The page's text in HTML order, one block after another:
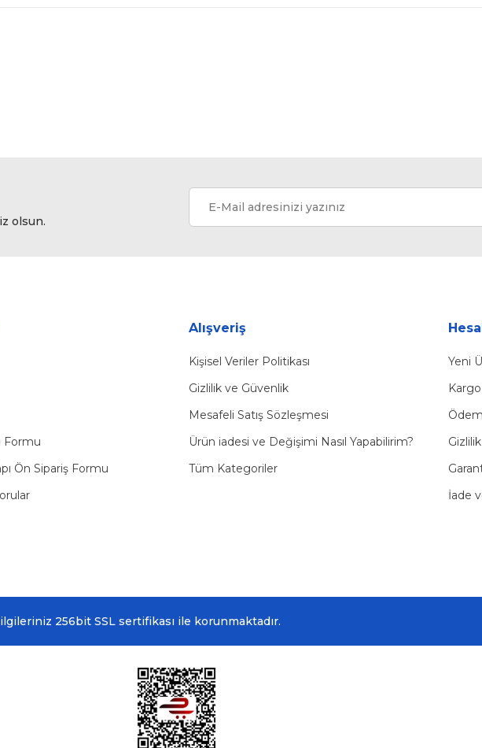
olsun.
Formu
Ön Sipariş Formu
Alışveriş
Kişisel Veriler Politikası
Gizlilik ve Güvenlik
Mesafeli Satış Sözleşmesi
Ürün iadesi ve Değişimi Nasıl Yapabilirim?
Tüm Kategoriler
Yeni
İade
256bit SSL sertifikası ile korunmaktadır.